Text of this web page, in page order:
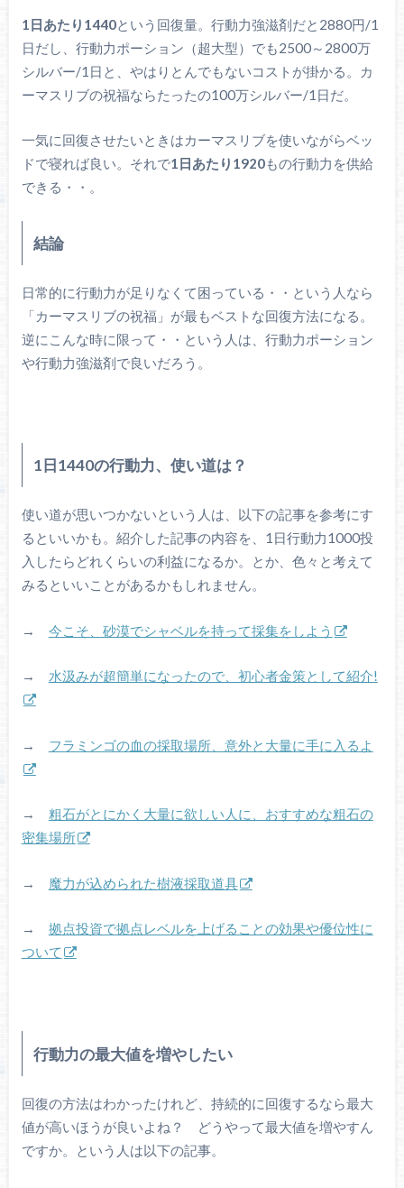
1日あたり1440という回復量。行動力強滋剤だと2880円/1
日だし、行動力ポーション（超大型）でも2500～2800万
シルバー/1日と、やはりとんでもないコストが掛かる。カ
ーマスリブの祝福ならたったの100万シルバー/1日だ。
一気に回復させたいときはカーマスリブを使いながらベッ
ドで寝れば良い。それで1日あたり1920もの行動力を供給
できる・・。
結論
日常的に行動力が足りなくて困っている・・という人なら
「カーマスリブの祝福」が最もベストな回復方法になる。
逆にこんな時に限って・・という人は、行動力ポーション
や行動力強滋剤で良いだろう。
1日1440の行動力、使い道は？
使い道が思いつかないという人は、以下の記事を参考にす
るといいかも。紹介した記事の内容を、1日行動力1000投
入したらどれくらいの利益になるか。とか、色々と考えて
みるといいことがあるかもしれません。
→ 今こそ、砂漠でシャベルを持って採集をしよう
→ 水汲みが超簡単になったので、初心者金策として紹介!
→ フラミンゴの血の採取場所、意外と大量に手に入るよ
→ 粗石がとにかく大量に欲しい人に、おすすめな粗石の
密集場所
→ 魔力が込められた樹液採取道具
→ 拠点投資で拠点レベルを上げることの効果や優位性に
ついて
行動力の最大値を増やしたい
回復の方法はわかったけれど、持続的に回復するなら最大
値が高いほうが良いよね？ どうやって最大値を増やすん
ですか。という人は以下の記事。